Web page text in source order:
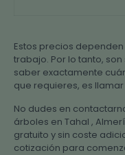
Estos precios
trabajo. Por lo tanto,
saber exactamente
que requieres, es
No dudes en
árboles en Tahal ,
gratuito y sin coste
cotización para